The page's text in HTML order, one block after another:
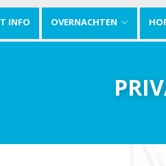
INFO OVERNACHTEN